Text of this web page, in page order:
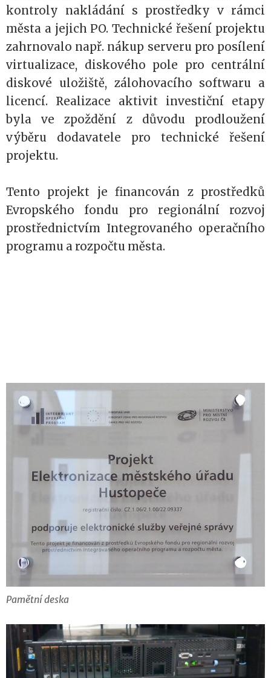
kontroly nakládání s prostředky v rámci
města a jejich PO. Technické řešení projektu
zahrnovalo např. nákup serveru pro posílení
virtualizace, diskového pole pro centrální
diskové uložiště, zálohovacího softwaru a
licencí. Realizace aktivit investiční etapy
byla ve zpoždění z důvodu prodloužení
výběru dodavatele pro technické řešení
projektu.
Tento projekt je financován z prostředků
Evropského fondu pro regionální rozvoj
prostřednictvím Integrovaného operačního
programu a rozpočtu města.
Pamětní deska